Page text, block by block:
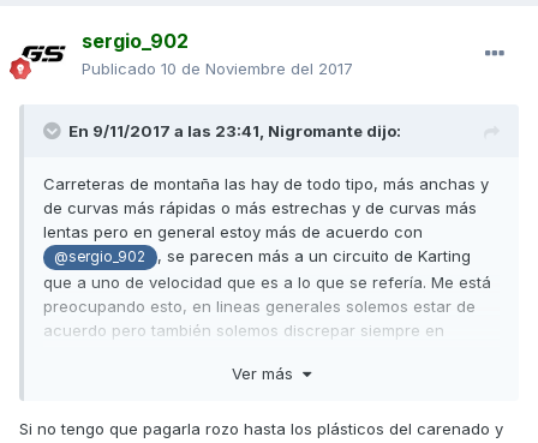
sergio_902
Publicado 10 de Noviembre del 2017
En 9/11/2017 a las 23:41, Nigromante dijo:
Carreteras de montaña las hay de todo tipo, más anchas y
de curvas más rápidas o más estrechas y de curvas más
lentas pero en general estoy más de acuerdo con
@sergio_902
, se parecen más a un circuito de Karting
que a uno de velocidad que es a lo que se refería. Me está
preocupando esto, en lineas generales solemos estar de
acuerdo pero también solemos discrepar siempre en
Ver más
Si no tengo que pagarla rozo hasta los plásticos del carenado y